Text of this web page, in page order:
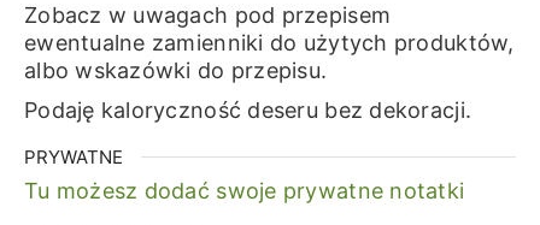
Zobacz w uwagach pod przepisem
ewentualne zamienniki do użytych produktów,
albo wskazówki do przepisu.
Podaję kaloryczność deseru bez dekoracji.
PRYWATNE
Tu możesz dodać swoje prywatne notatki